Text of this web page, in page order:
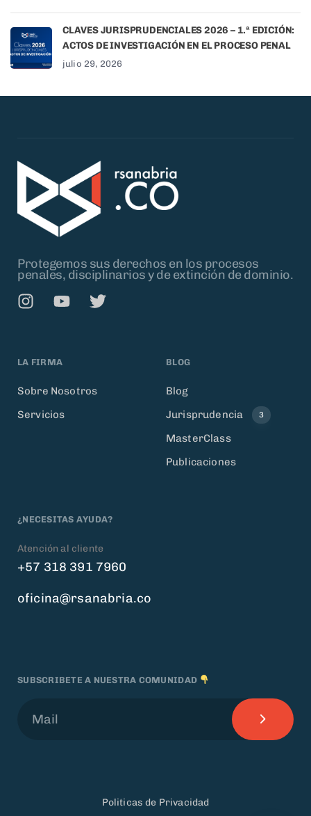
CLAVES JURISPRUDENCIALES 2026 – 1.ª EDICIÓN:
ACTOS DE INVESTIGACIÓN EN EL PROCESO PENAL
julio 29, 2026
Protegemos sus derechos en los procesos
penales, disciplinarios y de extinción de dominio.
LA FIRMA
Sobre Nosotros
Servicios
BLOG
Blog
Jurisprudencia
3
MasterClass
Publicaciones
¿NECESITAS AYUDA?
Atención al cliente
+57 318 391 7960
oficina@rsanabria.co
SUBSCRIBETE A NUESTRA COMUNIDAD
Politicas de Privacidad